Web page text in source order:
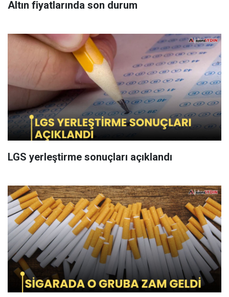
Altın fiyatlarında son durum
LGS yerleştirme sonuçları açıklandı